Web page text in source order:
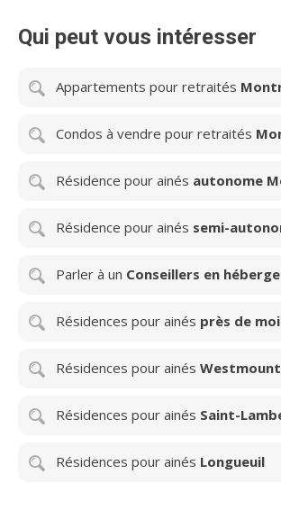
Qui peut vous intéresser
Appartements pour retraités
Condos à vendre pour retraités
Résidence pour ainés autonome
Résidence pour ainés semi-
Parler à un Conseillers en
Résidences pour ainés près de
Résidences pour ainés Westmount
Résidences pour ainés Saint-
Résidences pour ainés Longueuil